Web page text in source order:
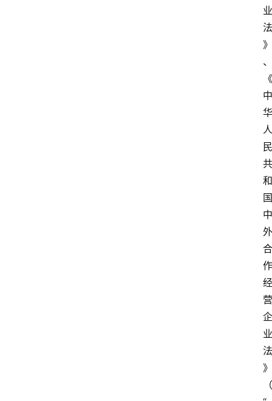
业
法
》
、
《
中
华
人
民
共
和
国
中
外
合
作
经
营
企
业
法
》
（